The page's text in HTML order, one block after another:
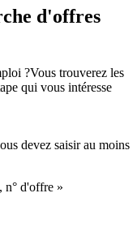
d'offres
?Vous trouverez les
qui vous intéresse
devez saisir au moins
n° d'offre »